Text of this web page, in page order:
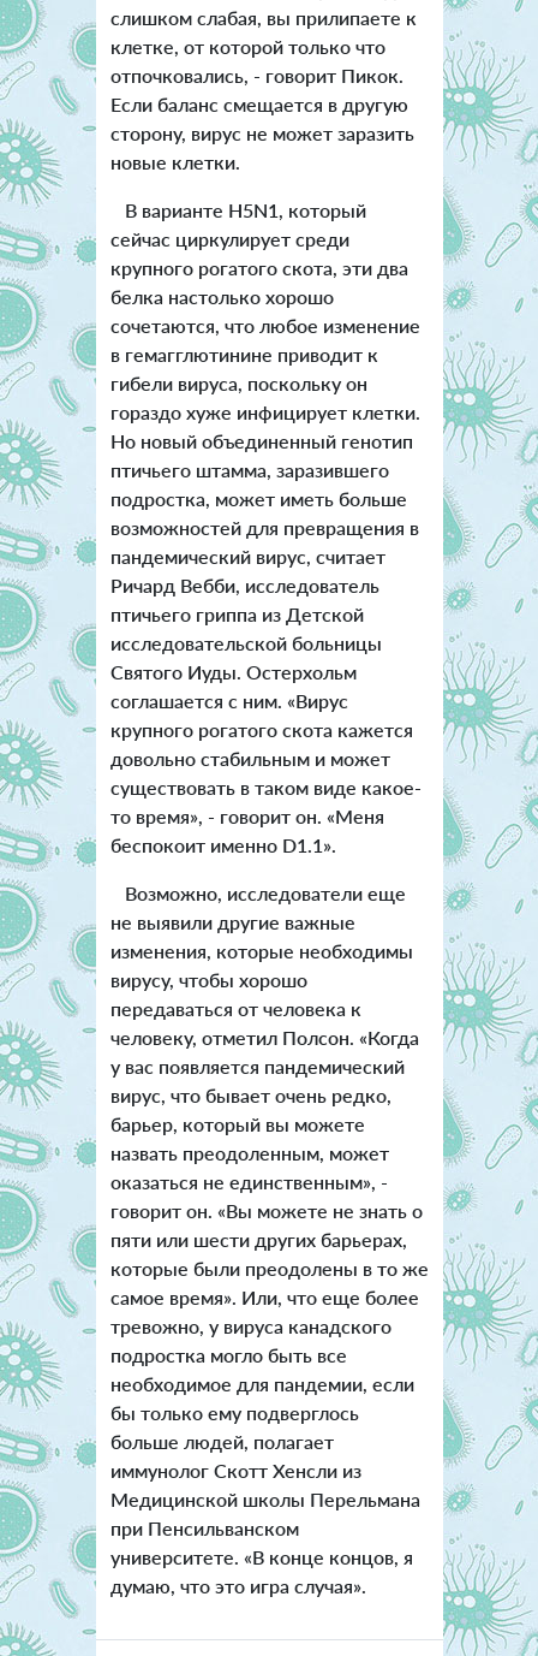
слишком слабая, вы прилипаете к
клетке, от которой только что
отпочковались, - говорит Пикок.
Если баланс смещается в другую
сторону, вирус не может заразить
новые клетки.
В варианте H5N1, который
сейчас циркулирует среди
крупного рогатого скота, эти два
белка настолько хорошо
сочетаются, что любое изменение
в гемагглютинине приводит к
гибели вируса, поскольку он
гораздо хуже инфицирует клетки.
Но новый объединенный генотип
птичьего штамма, заразившего
подростка, может иметь больше
возможностей для превращения в
пандемический вирус, считает
Ричард Вебби, исследователь
птичьего гриппа из Детской
исследовательской больницы
Святого Иуды. Остерхольм
соглашается с ним. «Вирус
крупного рогатого скота кажется
довольно стабильным и может
существовать в таком виде какое-
то время», - говорит он. «Меня
беспокоит именно D1.1».
Возможно, исследователи еще
не выявили другие важные
изменения, которые необходимы
вирусу, чтобы хорошо
передаваться от человека к
человеку, отметил Полсон. «Когда
у вас появляется пандемический
вирус, что бывает очень редко,
барьер, который вы можете
назвать преодоленным, может
оказаться не единственным», -
говорит он. «Вы можете не знать о
пяти или шести других барьерах,
которые были преодолены в то же
самое время». Или, что еще более
тревожно, у вируса канадского
подростка могло быть все
необходимое для пандемии, если
бы только ему подверглось
больше людей, полагает
иммунолог Скотт Хенсли из
Медицинской школы Перельмана
при Пенсильванском
университете. «В конце концов, я
думаю, что это игра случая».